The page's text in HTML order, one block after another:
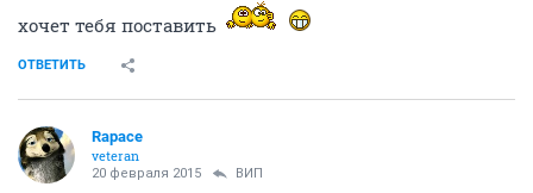
хочет тебя поставить
ОТВЕТИТЬ
Rapace
veteran
20 февраля 2015 ВИП